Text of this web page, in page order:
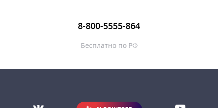
8-800-5555-864
Бесплатно по РФ